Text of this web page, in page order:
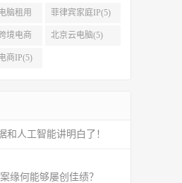
脑租用 菲律宾家庭IP(5)
境电商 北京云电脑(5)
商IP(5)
和人工智能讲明白了！
缘何能够屡创佳绩？